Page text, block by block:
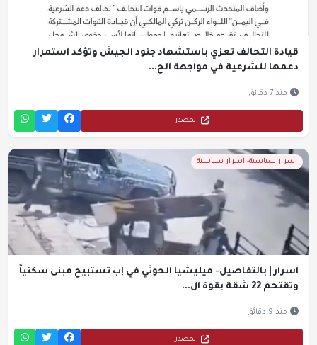
قيادة التحالف تعزي باستشهاد جنود الجيش وتؤكد استمرار
دعمها للشرعية في مواجهة الح...
منذ 7 دقائق
المصدر
اسرار سياسية- اسرار سياسية
اسرار | بالتفاصيل- ميليشيا الحوثي في إب تستبيح مبنى سكنياً
وتقتحم 22 شقة بقوة ال...
منذ 9 دقائق
المصدر